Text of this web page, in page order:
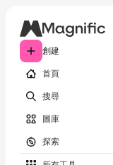
創建
首頁
搜尋
圖庫
探索